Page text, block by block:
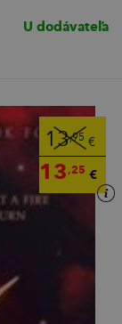
U dodávateľa
13,95 €
13,25 €